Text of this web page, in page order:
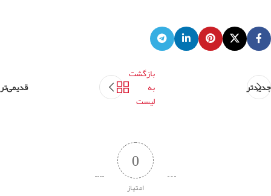
جدیدتر
بازگشت
به
لیست
قدیمی‌تر
0
امتیاز